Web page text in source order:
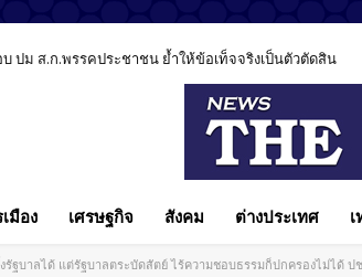
ม ส.ก.พรรคประชาชน ย้ำให้ข้อเท็จจริงเป็นตัวตัดสิน
ปิดมุมมองทันตแพทย์ยุค AI ชี้เทคโนโลยีช่วยรักษาได้ แต่
มือง เศรษฐกิจ สังคม ต่างประเทศ
รัฐบาลได้ แต่รัฐบาลตระบัดสัตย์ ไร้ความชอบธรรมก็ปกครองไม่ได้